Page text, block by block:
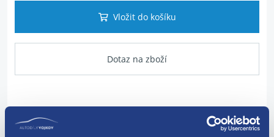
Vložit do košíku
Dotaz na zboží